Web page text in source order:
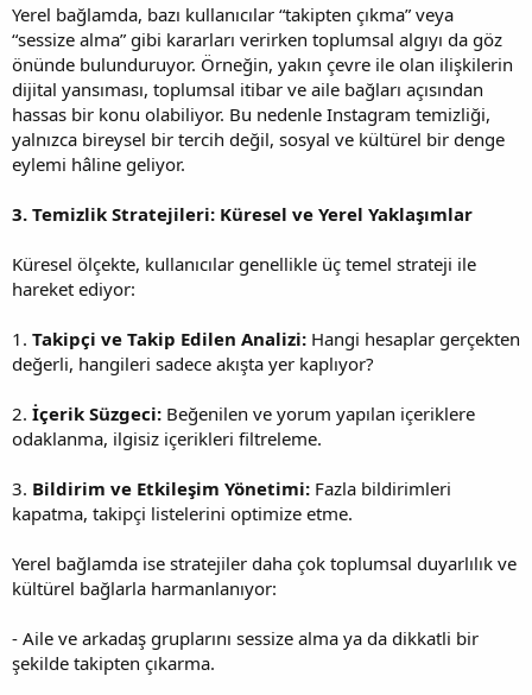
Yerel bağlamda, bazı kullanıcılar “takipten çıkma” veya
“sessize alma” gibi kararları verirken toplumsal algıyı da göz
önünde bulunduruyor. Örneğin, yakın çevre ile olan ilişkilerin
dijital yansıması, toplumsal itibar ve aile bağları açısından
hassas bir konu olabiliyor. Bu nedenle Instagram temizliği,
yalnızca bireysel bir tercih değil, sosyal ve kültürel bir denge
eylemi hâline geliyor.
3. Temizlik Stratejileri: Küresel ve Yerel Yaklaşımlar
Küresel ölçekte, kullanıcılar genellikle üç temel strateji ile
hareket ediyor:
1. Takipçi ve Takip Edilen Analizi: Hangi hesaplar gerçekten
değerli, hangileri sadece akışta yer kaplıyor?
2. İçerik Süzgeci: Beğenilen ve yorum yapılan içeriklere
odaklanma, ilgisiz içerikleri filtreleme.
3. Bildirim ve Etkileşim Yönetimi: Fazla bildirimleri
kapatma, takipçi listelerini optimize etme.
Yerel bağlamda ise stratejiler daha çok toplumsal duyarlılık ve
kültürel bağlarla harmanlanıyor:
- Aile ve arkadaş gruplarını sessize alma ya da dikkatli bir
şekilde takipten çıkarma.